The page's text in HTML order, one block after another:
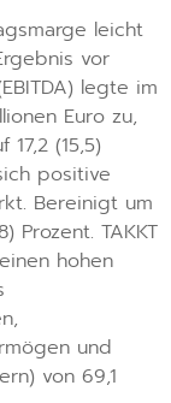
leicht
vor
legte im
Euro zu,
(15,5)
positive
Bereinigt um
Prozent. TAKKT
hohen
und
von 69,1